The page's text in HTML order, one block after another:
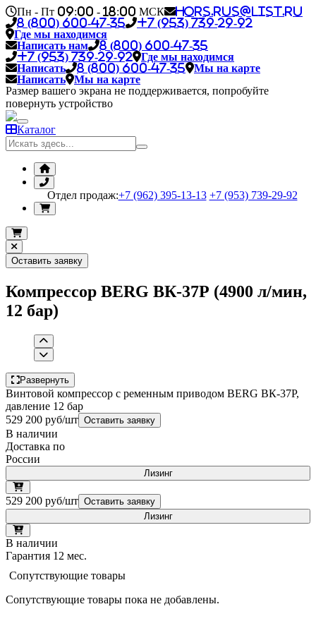
Пн - Пт 09:00 - 18:00 МСК
hors.rus@list.ru
8 (800) 600-47-35
+7 (953) 739-29-92
Где мы находимся
Написать нам
8 (800) 600-47-35
+7 (953) 739-29-92
Где мы находимся
Написать
8 (800) 600-47-35
Мы на карте
Написать
Мы на карте
Размер вашего экрана не поддерживается, попробуйте
повернуть устройство
Каталог
Отдел продаж:+7 (962) 395-13-13 +7 (953) 739-29-92
Оставить заявку
Компрессор BERG ВК-37Р (4900 л/мин,
12 бар)
Развернуть
Винтовой компрессор с ременным приводом BERG ВК-37Р,
давление 12 бар
529 200 руб/шт Оставить заявку
В наличии
Доставка по
России
Лизинг
529 200 руб/шт Оставить заявку
Лизинг
В наличии
Гарантия 12 мес.
Сопутствующие товары
Сопутствующие товары пока не добавлены.